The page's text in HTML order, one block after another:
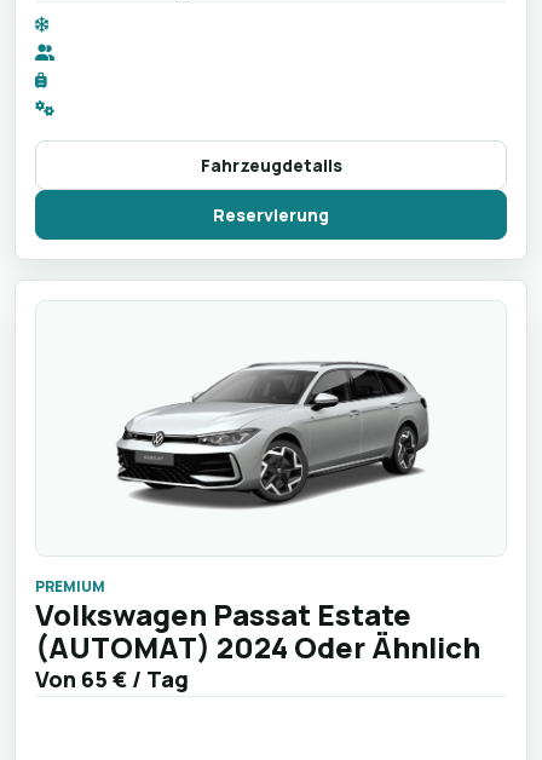
Fahrzeugdetails
Reservierung
PREMIUM
Volkswagen Passat Estate
(AUTOMAT) 2024 Oder Ähnlich
Von 65 € / Tag